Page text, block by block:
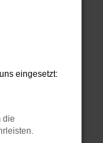
deine
einem
eingesetzt:
die